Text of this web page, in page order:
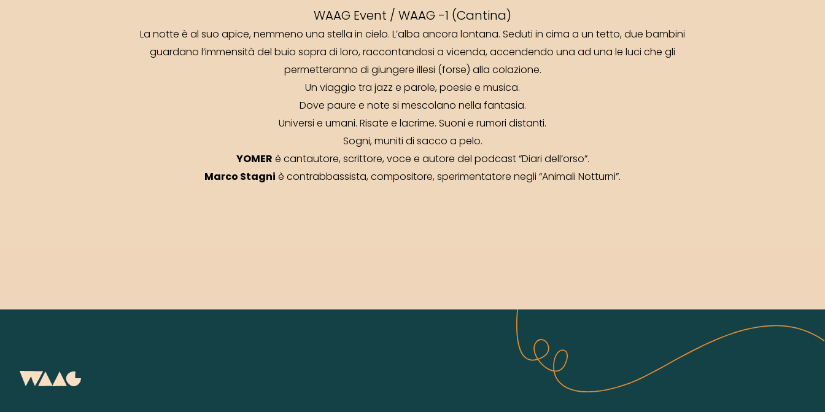
WAAG Event / WAAG -1 (Cantina)
La notte è al suo apice, nemmeno una stella in cielo. L’alba ancora lontana. Seduti in cima a un tetto, due bambini
guardano l’immensità del buio sopra di loro, raccontandosi a vicenda, accendendo una ad una le luci che gli
permetteranno di giungere illesi (forse) alla colazione.
Un viaggio tra jazz e parole, poesie e musica.
Dove paure e note si mescolano nella fantasia.
Universi e umani. Risate e lacrime. Suoni e rumori distanti.
Sogni, muniti di sacco a pelo.
YOMERè cantautore, scrittore, voce e autore del podcast “Diari dell’orso”.
Marco Stagniè contrabbassista, compositore, sperimentatore negli “Animali Notturni”.